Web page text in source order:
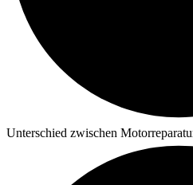
Unterschied zwischen